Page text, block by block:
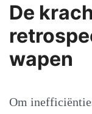
De
wapen
Om